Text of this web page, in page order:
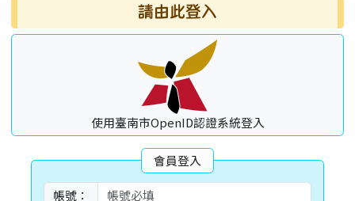
請由此登入
使用臺南市OpenID認證系統登入
會員登入
帳號：